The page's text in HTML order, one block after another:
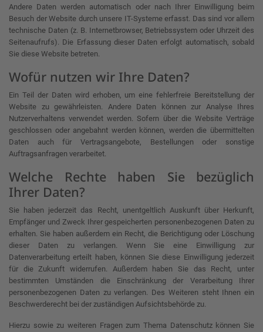
Andere Daten werden automatisch oder nach Ihrer Einwilligung beim
Besuch der Website durch unsere IT-Systeme erfasst. Das sind vor allem
technische Daten (z. B. Internetbrowser, Betriebssystem oder Uhrzeit des
Seitenaufrufs). Die Erfassung dieser Daten erfolgt automatisch, sobald
Sie diese Website betreten.
Wofür nutzen wir Ihre Daten?
Ein Teil der Daten wird erhoben, um eine fehlerfreie Bereitstellung der
Website zu gewährleisten. Andere Daten können zur Analyse Ihres
Nutzerverhaltens verwendet werden. Sofern über die Website Verträge
geschlossen oder angebahnt werden können, werden die übermittelten
Daten auch für Vertragsangebote, Bestellungen oder sonstige
Auftragsanfragen verarbeitet.
Welche Rechte haben Sie bezüglich
Ihrer Daten?
Sie haben jederzeit das Recht, unentgeltlich Auskunft über Herkunft,
Empfänger und Zweck Ihrer gespeicherten personenbezogenen Daten zu
erhalten. Sie haben außerdem ein Recht, die Berichtigung oder Löschung
dieser Daten zu verlangen. Wenn Sie eine Einwilligung zur
Datenverarbeitung erteilt haben, können Sie diese Einwilligung jederzeit
für die Zukunft widerrufen. Außerdem haben Sie das Recht, unter
bestimmten Umständen die Einschränkung der Verarbeitung Ihrer
personenbezogenen Daten zu verlangen. Des Weiteren steht Ihnen ein
Beschwerderecht bei der zuständigen Aufsichtsbehörde zu.
Hierzu sowie zu weiteren Fragen zum Thema Datenschutz können Sie